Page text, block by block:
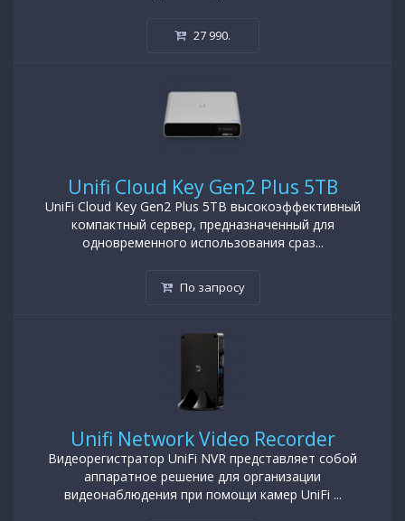
27 990.
Unifi Cloud Key Gen2 Plus 5TB
UniFi Cloud Key Gen2 Plus 5TB высокоэффективный
компактный сервер, предназначенный для
одновременного использования сраз...
По запросу
Unifi Network Video Recorder
Видеорегистратор UniFi NVR представляет собой
аппаратное решение для организации
видеонаблюдения при помощи камер UniFi ...